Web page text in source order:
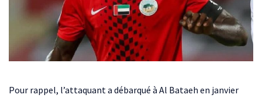
Pour rappel, l’attaquant a débarqué à Al Bataeh en janvier